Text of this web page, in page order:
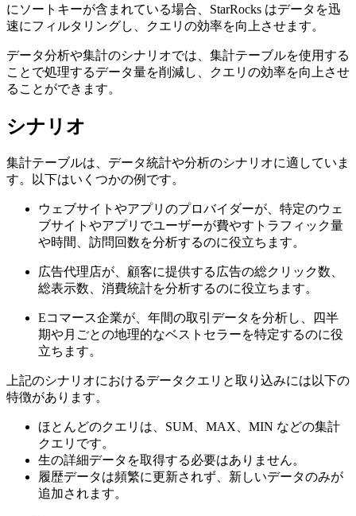
にソートキーが含まれている場合、StarRocks はデータを迅
速にフィルタリングし、クエリの効率を向上させます。
データ分析や集計のシナリオでは、集計テーブルを使用する
ことで処理するデータ量を削減し、クエリの効率を向上させ
ることができます。
シナリオ
集計テーブルは、データ統計や分析のシナリオに適していま
す。以下はいくつかの例です。
ウェブサイトやアプリのプロバイダーが、特定のウェ
ブサイトやアプリでユーザーが費やすトラフィック量
や時間、訪問回数を分析するのに役立ちます。
広告代理店が、顧客に提供する広告の総クリック数、
総表示数、消費統計を分析するのに役立ちます。
Eコマース企業が、年間の取引データを分析し、四半
期や月ごとの地理的なベストセラーを特定するのに役
立ちます。
上記のシナリオにおけるデータクエリと取り込みには以下の
特徴があります。
ほとんどのクエリは、SUM、MAX、MIN などの集計
クエリです。
生の詳細データを取得する必要はありません。
履歴データは頻繁に更新されず、新しいデータのみが
追加されます。